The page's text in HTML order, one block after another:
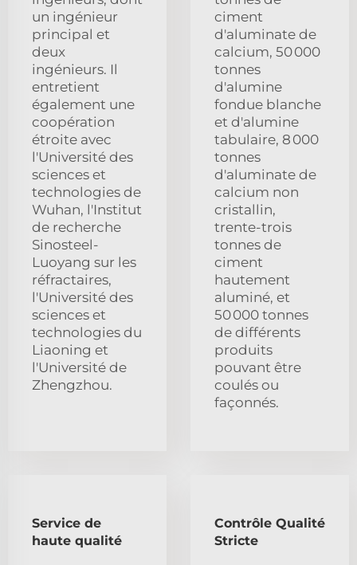
un ingénieur
principal et
deux
ingénieurs. Il
entretient
également une
coopération
étroite avec
l'Université des
sciences et
technologies de
Wuhan, l'Institut
de recherche
Sinosteel-
Luoyang sur les
réfractaires,
l'Université des
sciences et
technologies du
Liaoning et
l'Université de
Zhengzhou.
ciment
d'aluminate de
calcium, 50 000
tonnes
d'alumine
fondue blanche
et d'alumine
tabulaire, 8 000
tonnes
d'aluminate de
calcium non
cristallin,
trente-trois
tonnes de
ciment
hautement
aluminé, et
50 000 tonnes
de différents
produits
pouvant être
coulés ou
façonnés.
Service de
haute qualité
Contrôle Qualité
Stricte